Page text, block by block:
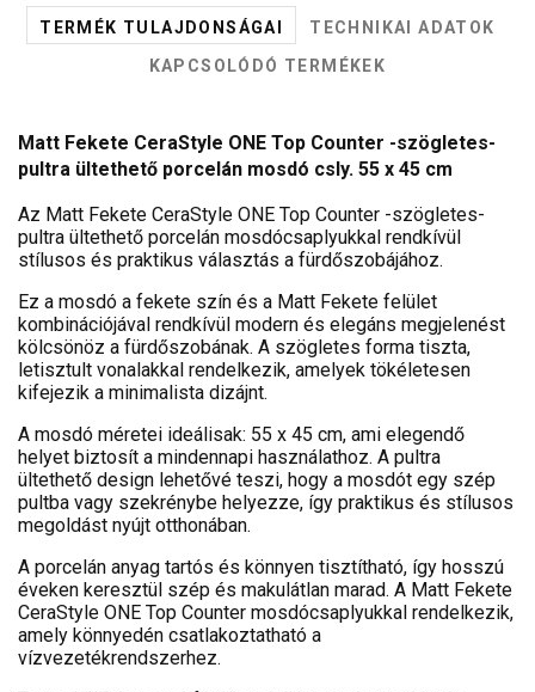
TERMÉK TULAJDONSÁGAI
TECHNIKAI ADATOK
KAPCSOLÓDÓ TERMÉKEK
Matt Fekete CeraStyle ONE Top Counter -szögletes-
pultra ültethető porcelán mosdó csly. 55 x 45 cm
Az Matt Fekete CeraStyle ONE Top Counter -szögletes-
pultra ültethető porcelán mosdócsaplyukkal rendkívül
stílusos és praktikus választás a fürdőszobájához.
Ez a mosdó a fekete szín és a Matt Fekete felület
kombinációjával rendkívül modern és elegáns megjelenést
kölcsönöz a fürdőszobának. A szögletes forma tiszta,
letisztult vonalakkal rendelkezik, amelyek tökéletesen
kifejezik a minimalista dizájnt.
A mosdó méretei ideálisak: 55 x 45 cm, ami elegendő
helyet biztosít a mindennapi használathoz. A pultra
ültethető design lehetővé teszi, hogy a mosdót egy szép
pultba vagy szekrénybe helyezze, így praktikus és stílusos
megoldást nyújt otthonában.
A porcelán anyag tartós és könnyen tisztítható, így hosszú
éveken keresztül szép és makulátlan marad. A Matt Fekete
CeraStyle ONE Top Counter mosdócsaplyukkal rendelkezik,
amely könnyedén csatlakoztatható a
vízvezetékrendszerhez.